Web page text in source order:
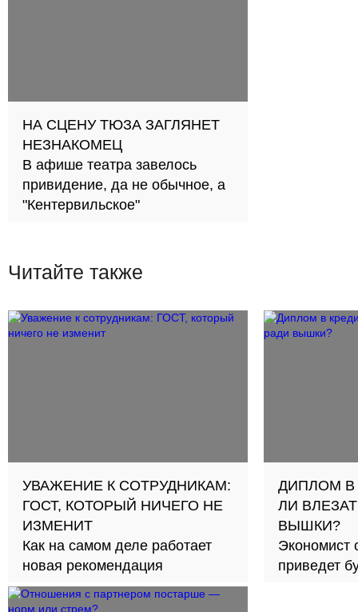
НА СЦЕНУ ТЮЗА ЗАГЛЯНЕТ
НЕЗНАКОМЕЦ
В афише театра завелось
привидение, да не обычное, а
"Кентервильское"
Читайте также
УВАЖЕНИЕ К СОТРУДНИКАМ:
ГОСТ, КОТОРЫЙ НИЧЕГО НЕ
ИЗМЕНИТ
Как на самом деле работает
новая рекомендация
ДИПЛОМ В
ЛИ
ВЫШКИ?
Экономист
приведет